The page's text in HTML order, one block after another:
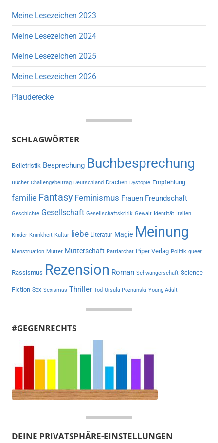
Meine Lesezeichen 2023
Meine Lesezeichen 2024
Meine Lesezeichen 2025
Meine Lesezeichen 2026
Plauderecke
SCHLAGWÖRTER
Belletristik Besprechung Buchbesprechung
Bücher Challengebeitrag Deutschland Drachen Dystopie Empfehlung
familie Fantasy Feminismus Frauen Freundschaft
Geschichte Gesellschaft Gesellschaftskritik Gewalt Identität Italien
Kinder Krankheit Kultur liebe Literatur Magie Meinung
Menstruation Mutter Mutterschaft Patriarchat Piper Verlag Politik queer
Rassismus Rezension Roman Schwangerschaft Science-
Fiction Sex Sexismus Thriller Tod Ursula Poznanski Young Adult
#GEGENRECHTS
DEINE PRIVATSPHÄRE-EINSTELLUNGEN